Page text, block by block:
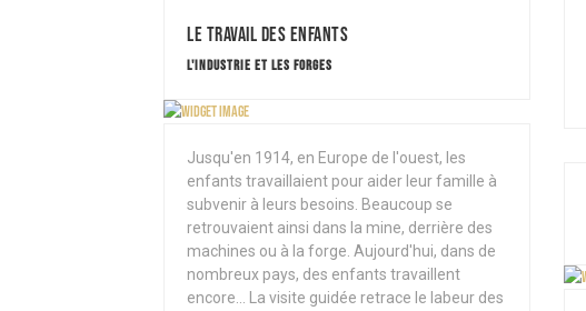
Le travail des enfants
L'INDUSTRIE ET LES FORGES
Jusqu'en 1914, en Europe de l'ouest, les
enfants travaillaient pour aider leur famille à
subvenir à leurs besoins. Beaucoup se
retrouvaient ainsi dans la mine, derrière des
machines ou à la forge. Aujourd'hui, dans de
nombreux pays, des enfants travaillent
encore... La visite guidée retrace le labeur des